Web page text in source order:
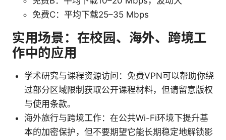
免费C：平均下载25–35 Mbps
实用场景：在校园、海外、跨境工
作中的应用
学术研究与课程资源访问：免费VPN可以帮助你绕
过部分区域限制获取公开课程材料，但请留意版权
与使用条款。
海外旅行与跨境工作：在公共Wi-Fi环境下提升基
本的加密保护，但不要期望它能长期稳定地解锁影